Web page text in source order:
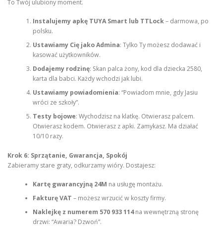
To Twój ulubiony moment.
Instalujemy apkę TUYA Smart lub TTLock– darmowa, po
polsku.
Ustawiamy Cię jako Admina: Tylko Ty możesz dodawać i
kasować użytkowników.
Dodajemy rodzinę: Skan palca żony, kod dla dziecka 2580,
karta dla babci. Każdy wchodzi jak lubi.
Ustawiamy powiadomienia: “Powiadom mnie, gdy Jasiu
wróci ze szkoły”.
Testy bojowe: Wychodzisz na klatkę. Otwierasz palcem.
Otwierasz kodem. Otwierasz z apki. Zamykasz. Ma działać
10/10 razy.
Krok 6: Sprzątanie, Gwarancja, Spokój
Zabieramy stare graty, odkurzamy wióry. Dostajesz:
Kartę gwarancyjną 24M na usługę montażu.
Fakturę VAT – możesz wrzucić w koszty firmy.
Naklejkę z numerem 570 933 114na wewnętrzną stronę
drzwi: “Awaria? Dzwoń”.